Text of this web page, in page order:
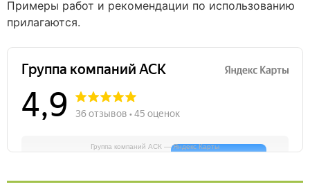
Примеры работ и рекомендации по использованию
прилагаются.
Группа компаний АСК — Яндекс Карты